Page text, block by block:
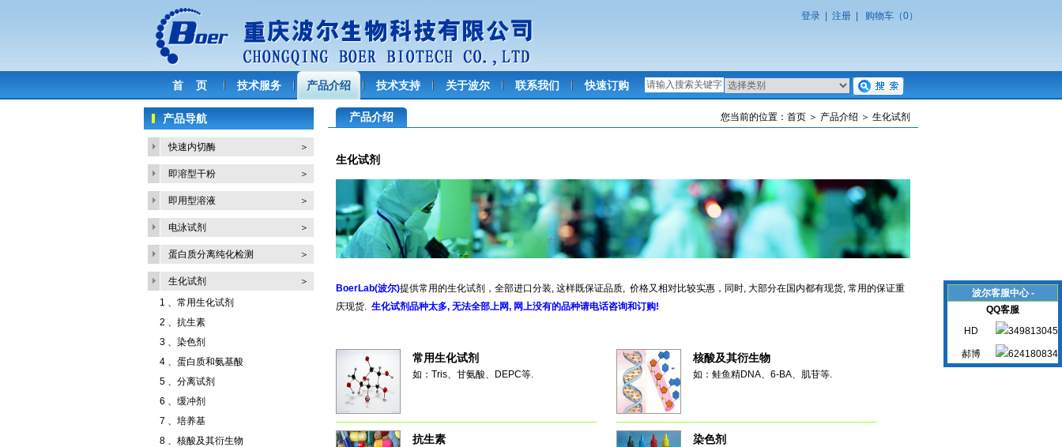
波尔客服中心 -
QQ客服
HD
郝博
登录 注册 购物车（0）
首 页 技术服务 产品介绍 技术支持 关于波尔 联系我们 快速订购
产品导航
快速内切酶 ＞
即溶型干粉 ＞
即用型溶液 ＞
电泳试剂 ＞
蛋白质分离纯化检测 ＞
生化试剂
＞
1 、 常用生化试剂
2 、 抗生素
3 、 染色剂
4 、 蛋白质和氨基酸
5 、 分离试剂
6 、 缓冲剂
7 、 培养基
8 、 核酸及其衍生物
产品介绍 您当前的位置： 首页 ＞ 产品介绍 ＞ 生化试剂
生化试剂
BoerLab(波尔)提供常用的生化试剂，全部进口分装, 这样既保证品质, 价格又相对比较实惠，同时, 大部分在国内都有现货, 常用的保证重
庆现货. 生化试剂品种太多, 无法全部上网, 网上没有的品种请电话咨询和订购!
常用生化试剂
如：Tris、甘氨酸、DEPC等.
核酸及其衍生物
如：鲑鱼精DNA、6-BA、肌苷等.
抗生素 染色剂